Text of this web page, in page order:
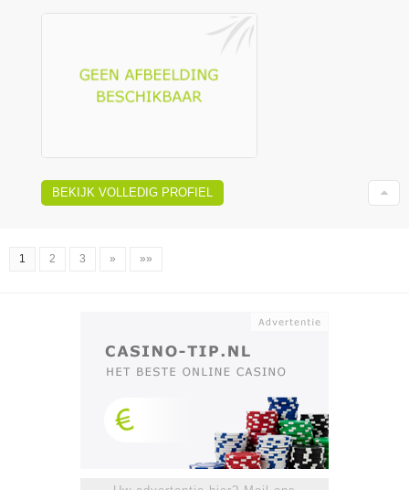
BEKIJK VOLLEDIG PROFIEL
1 2 3 » »»